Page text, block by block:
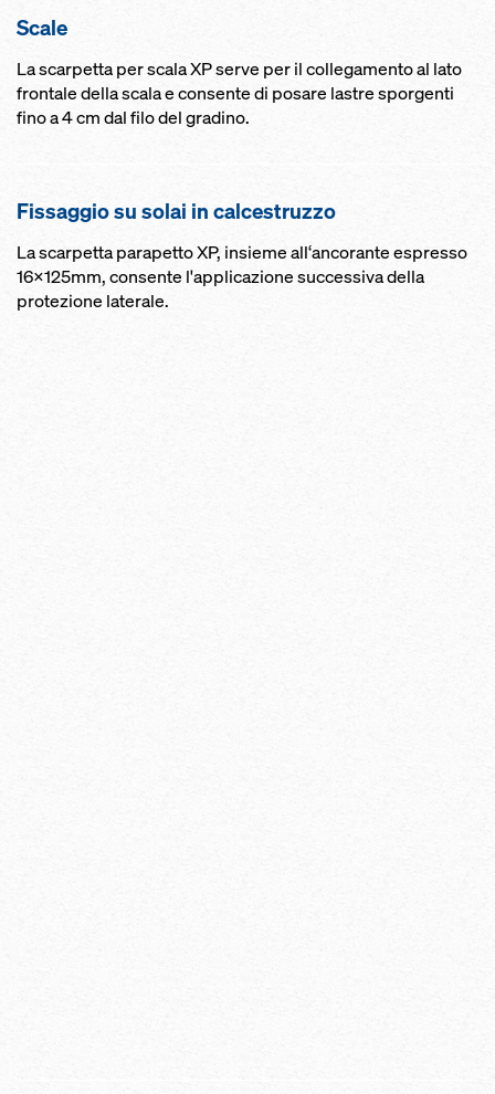
Scale
La scarpetta per scala XP serve per il collegamento al lato
frontale della scala e consente di posare lastre sporgenti
fino a 4 cm dal filo del gradino.
Fis­saggio su solai in calcestruzzo
La scarpetta parapetto XP, insieme all‘ancorante espresso
16x125mm, consente l'applicazione successiva della
protezione laterale.